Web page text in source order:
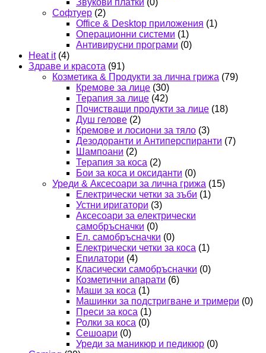
Звукови платки (0)
Софтуер (2)
Office & Desktop приложения (1)
Операционни системи (1)
Антивирусни програми (0)
Heat it (4)
Здраве и красота (91)
Козметика & Продукти за лична грижа (79)
Кремове за лице (30)
Терапия за лице (42)
Почистващи продукти за лице (18)
Душ гелове (2)
Кремове и лосиони за тяло (3)
Дезодоранти и Антиперспиранти (7)
Шампоани (2)
Терапия за коса (2)
Бои за коса и оксиданти (0)
Уреди & Аксесоари за лична грижа (15)
Електрически четки за зъби (1)
Устни иригатори (3)
Аксесоари за електрически
самобръсначки (0)
Ел. самобръсначки (0)
Електрически четки за коса (1)
Епилатори (4)
Класически самобръсначки (0)
Козметични апарати (6)
Маши за коса (1)
Машинки за подстригване и тримери (0)
Преси за коса (1)
Ролки за коса (0)
Сешоари (0)
Уреди за маникюр и педикюр (0)